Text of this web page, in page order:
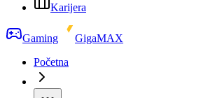
Karijera
Gaming
GigaMAX
Početna